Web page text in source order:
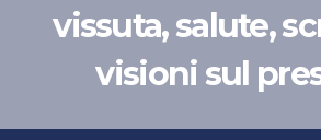
vissuta, salute,
visioni sul